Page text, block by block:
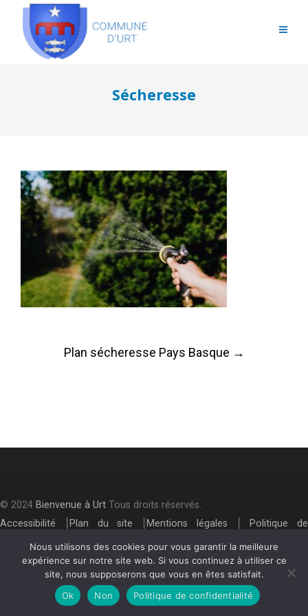
Sécheresse
PostPlan sécheresse Pays Basque →
© 2024 Bienvenue à Urt Tous droits réservés.
Accessibilité
Plan du site Mentions légales
Politique de
confidentialité
Nous utilisons des cookies pour vous garantir la meilleure
expérience sur notre site web. Si vous continuez à utiliser ce
site, nous supposerons que vous en êtes satisfait.
Ok
Non Politique de confidentialité